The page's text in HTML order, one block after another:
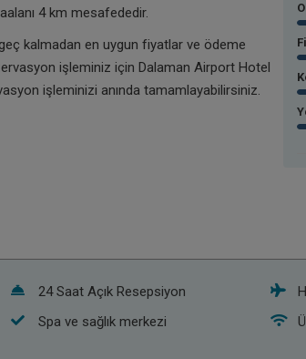
4 km mesafededir.
kalmadan en uygun fiyatlar ve ödeme
işleminiz için Dalaman Airport Hotel
işleminizi anında tamamlayabilirsiniz.
24 Saat Açık Resepsiyon
Spa ve sağlık merkezi